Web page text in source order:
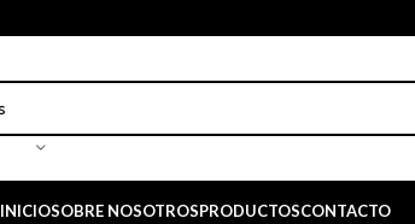
INICIOSOBRE NOSOTROSPRODUCTOSCONTACTO